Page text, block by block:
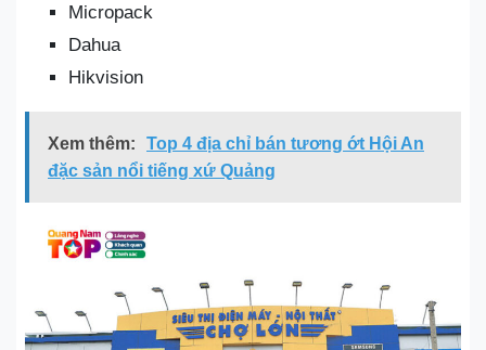
Micropack
Dahua
Hikvision
Xem thêm:
Top 4 địa chỉ bán tương ớt Hội An
đặc sản nổi tiếng xứ Quảng